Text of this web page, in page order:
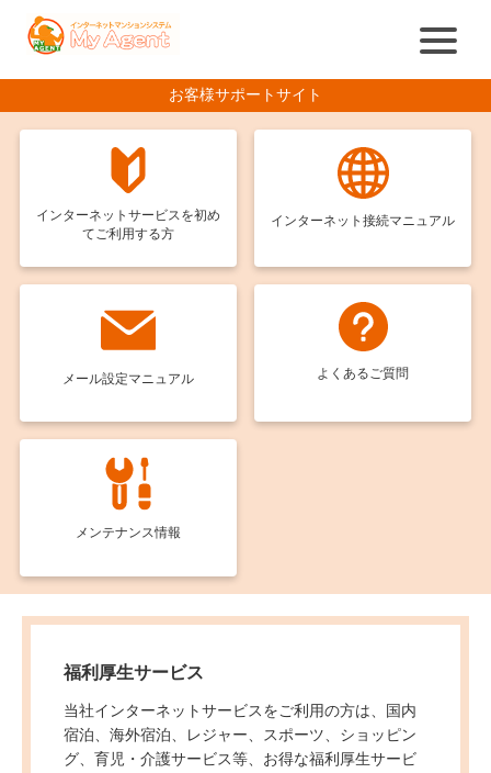
お客様サポートサイト
インターネットサービスを初め
てご利用する方
インターネット接続マニュアル
メール設定マニュアル よくあるご質問
メンテナンス情報
福利厚生サービス
当社インターネットサービスをご利用の方は、国内
宿泊、海外宿泊、レジャー、スポーツ、ショッピン
グ、育児・介護サービス等、お得な福利厚生サービ